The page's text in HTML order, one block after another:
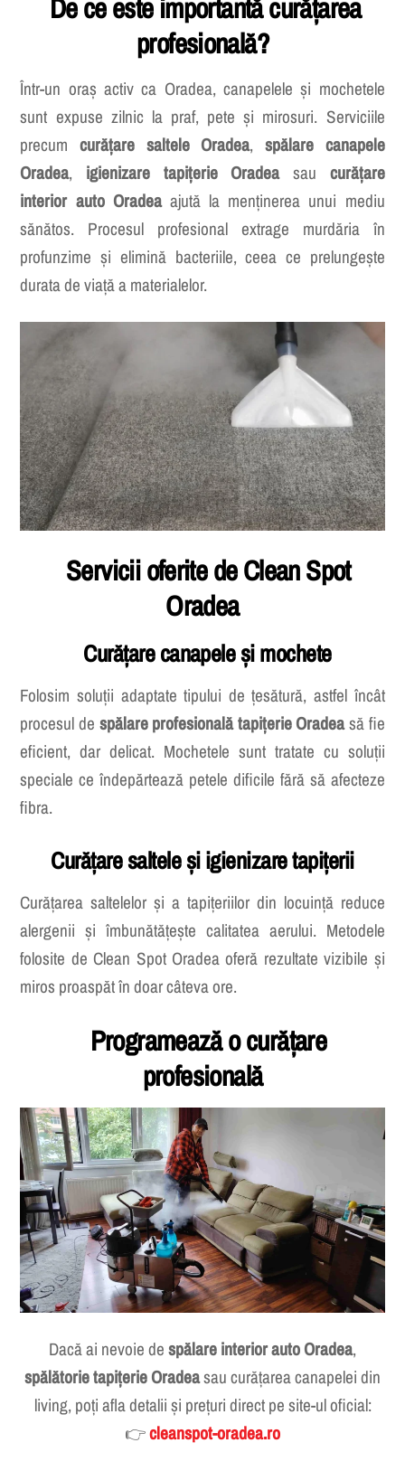
De ce este importantă curățarea
profesională?
Într-un oraș activ ca Oradea, canapelele și mochetele
sunt expuse zilnic la praf, pete și mirosuri. Serviciile
precum curățare saltele Oradea, spălare canapele
Oradea, igienizare tapițerie Oradeasau curățare
interior auto Oradeaajută la menținerea unui mediu
sănătos. Procesul profesional extrage murdăria în
profunzime și elimină bacteriile, ceea ce prelungește
durata de viață a materialelor.
Servicii oferite de Clean Spot
Oradea
Curățare canapele și mochete
Folosim soluții adaptate tipului de țesătură, astfel încât
procesul de spălare profesională tapițerie Oradeasă fie
eficient, dar delicat. Mochetele sunt tratate cu soluții
speciale ce îndepărtează petele dificile fără să afecteze
fibra.
Curățare saltele și igienizare tapițerii
Curățarea saltelelor și a tapițeriilor din locuință reduce
alergenii și îmbunătățește calitatea aerului. Metodele
folosite de Clean Spot Oradea oferă rezultate vizibile și
miros proaspăt în doar câteva ore.
Programează o curățare
profesională
Dacă ai nevoie despălare interior auto Oradea,
spălătorie tapițerie Oradeasau curățarea canapelei din
living, poți afla detalii și prețuri direct pe site-ul oficial:
👉 cleanspot-oradea.ro